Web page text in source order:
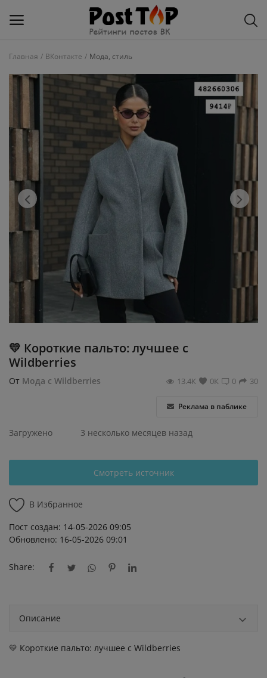
блог
Избранное
О рейтинге
Статьи, обзоры
Регистрация
Главная ВКонтакте Мода, стиль
💛 Короткие пальто: лучшее с
Wildberries
От Мода с Wildberries 30
0
0К
13.4К
Реклама в паблике
Загружено 3 несколько месяцев назад
Смотреть источник
В Избранное
Пост создан: 14-05-2026 09:05
Обновлено: 16-05-2026 09:01
Share:
Описание
💛 Короткие пальто: лучшее с Wildberries